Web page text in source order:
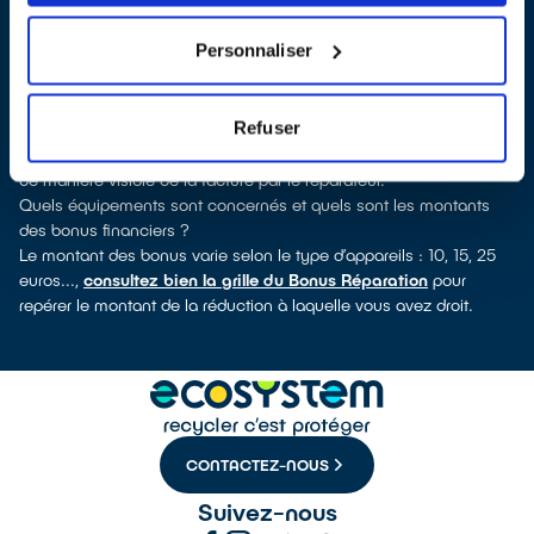
Personnaliser
Refuser
découvrirez pour quels types d’appareils ce professionnel a
télé, smartphone, outillage électroportatif : à chaque famille
d’appareils son réparateur spécialisé et labellisé QualiRépar.
Comment bénéficier du Bonus Réparation à Loctudy ?
Le Bonus Réparation est en vigueur chez tous les réparateurs
ayant obtenu le label QualiRépar. Il est déduit instantanément et
de manière visible de la facture par le réparateur.
Quels équipements sont concernés et quels sont les montants
des bonus financiers ?
Le montant des bonus varie selon le type d’appareils : 10, 15, 25
euros..., consultez bien la grille du Bonus Réparation pour
repérer le montant de la réduction à laquelle vous avez droit.
CONTACTEZ-NOUS
Suivez-nous